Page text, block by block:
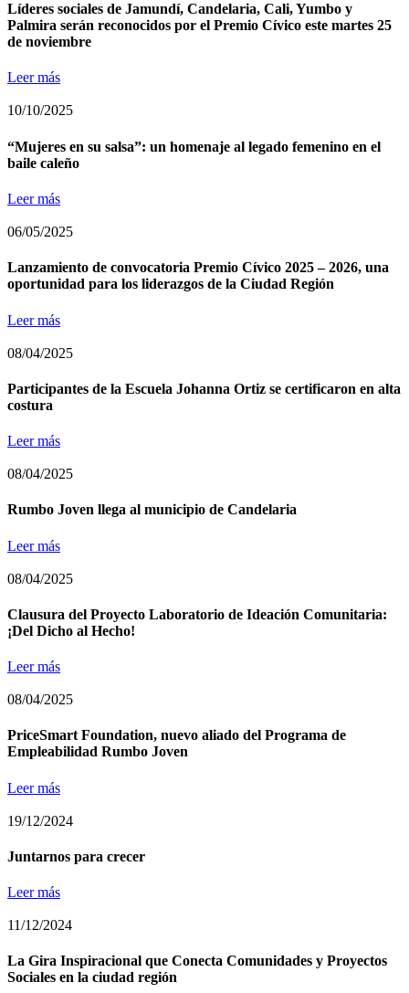
Líderes sociales de Jamundí, Candelaria, Cali, Yumbo y
Palmira serán reconocidos por el Premio Cívico este martes 25
de noviembre
Leer más
10/10/2025
“Mujeres en su salsa”: un homenaje al legado femenino en el
baile caleño
Leer más
06/05/2025
Lanzamiento de convocatoria Premio Cívico 2025 – 2026, una
oportunidad para los liderazgos de la Ciudad Región
Leer más
08/04/2025
Participantes de la Escuela Johanna Ortiz se certificaron en alta
costura
Leer más
08/04/2025
Rumbo Joven llega al municipio de Candelaria
Leer más
08/04/2025
Clausura del Proyecto Laboratorio de Ideación Comunitaria:
¡Del Dicho al Hecho!
Leer más
08/04/2025
PriceSmart Foundation, nuevo aliado del Programa de
Empleabilidad Rumbo Joven
Leer más
19/12/2024
Juntarnos para crecer
Leer más
11/12/2024
La Gira Inspiracional que Conecta Comunidades y Proyectos
Sociales en la ciudad región